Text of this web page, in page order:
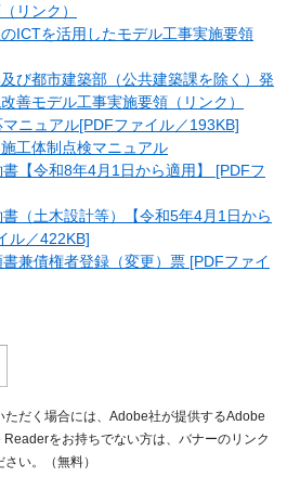
リンク）
ICTを活用したモデル工事実施要領
び都市建築部（公共建築課を除く）発
善モデル工事実施要領（リンク）
ニュアル[PDFファイル／193KB]
工体制点検マニュアル
【令和8年4月1日から適用】 [PDFフ
（土木設計等）【令和5年4月1日から
ル／422KB]
兼債権者登録（変更）票 [PDFファイ
ただく場合には、Adobe社が提供するAdobe
Readerをお持ちでない方は、バナーのリンク
い。（無料）